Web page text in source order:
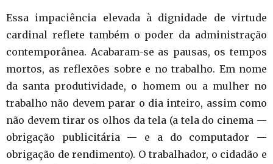
Essa impaciência elevada à dignidade de virtude
cardinal reflete também o poder da administração
contemporânea. Acabaram-se as pausas, os tempos
mortos, as reflexões sobre e no trabalho. Em nome
da santa produtividade, o homem ou a mulher no
trabalho não devem parar o dia inteiro, assim como
não devem tirar os olhos da tela (a tela do cinema —
obrigação publicitária — e a do computador —
obrigação de rendimento). O trabalhador, o cidadão e